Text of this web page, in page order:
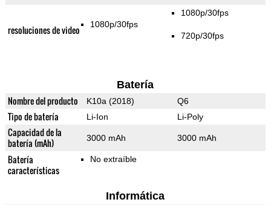
resoluciones de video 1080p/30fps
1080p/30fps
720p/30fps
Batería
Nombre del producto K10a (2018) Q6
Tipo de batería Li-Ion Li-Poly
Capacidad de la
batería (mAh)
3000 mAh 3000 mAh
Batería
características
No extraíble
Informática